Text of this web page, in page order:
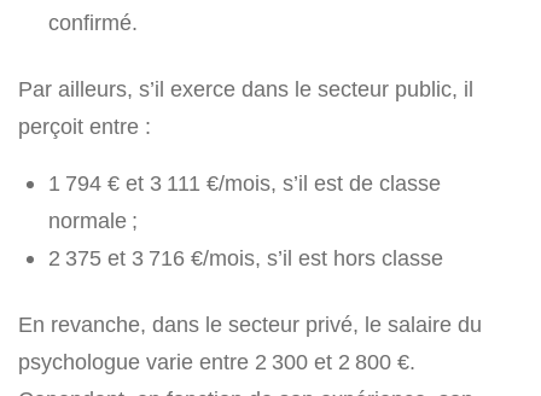
confirmé.
Par ailleurs, s’il exerce dans le secteur public, il
perçoit entre :
1 794 € et 3 111 €/mois, s’il est de classe
normale ;
2 375 et 3 716 €/mois, s’il est hors classe
En revanche, dans le secteur privé, le salaire du
psychologue varie entre 2 300 et 2 800 €.